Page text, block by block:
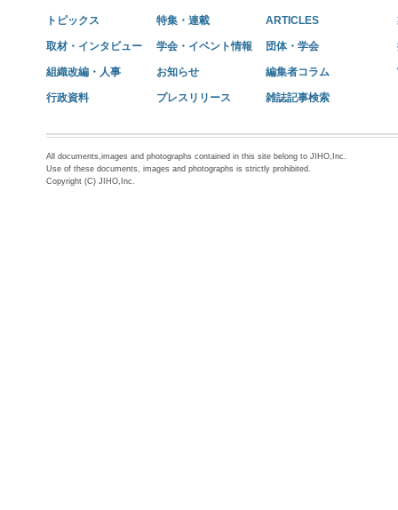
トピックス 特集・連載 ARTICLES
取材・インタビュー 学会・イベント情報 団体・学会
組織改編・人事 お知らせ 編集者コラム
行政資料 プレスリリース 雑誌記事検索
All documents,images and photographs contained in this site belong to JIHO,Inc.
Use of these documents, images and photographs is strictly prohibited.
Copyright (C) JIHO,Inc.